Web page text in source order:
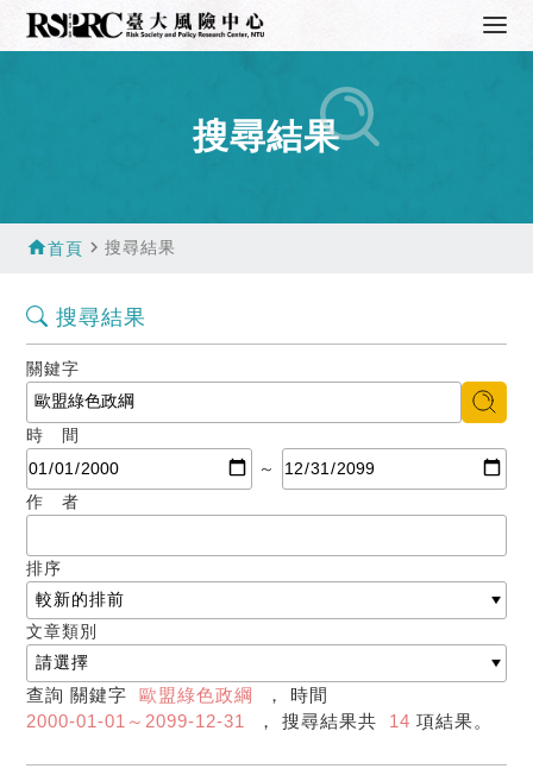
搜尋結果
home首頁 navigate_next搜尋結果
搜尋結果
關鍵字
時 間
～
作 者
排序
文章類別
查詢 關鍵字歐盟綠色政綱
， 時間
2000-01-01～2099-12-31
， 搜尋結果共 14 項結果。